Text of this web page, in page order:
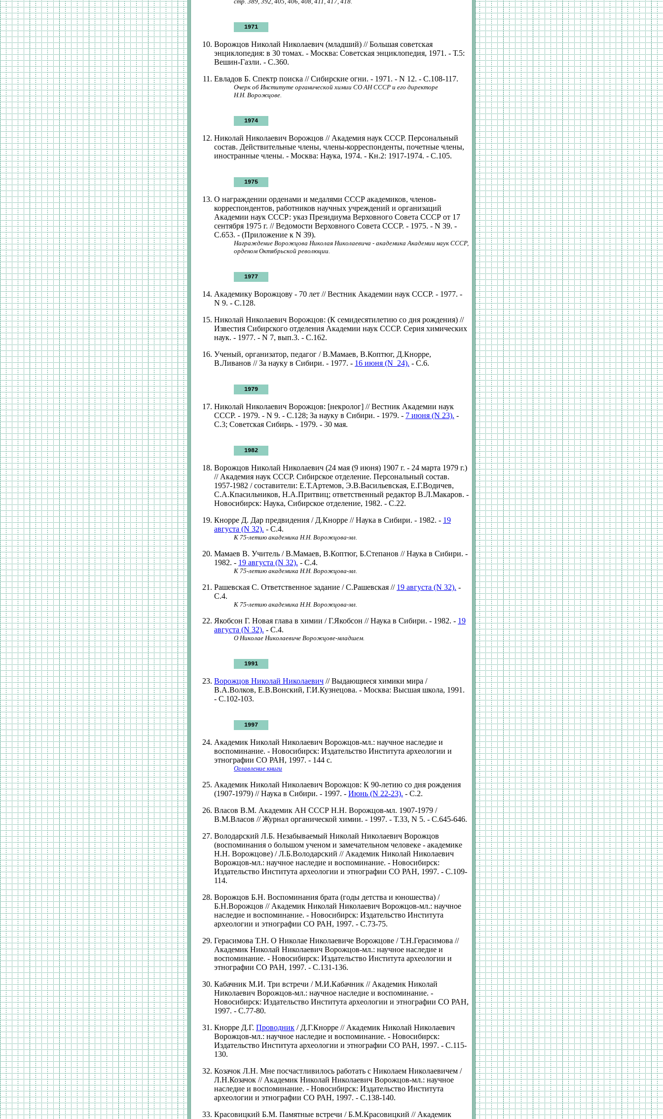
1971
Ворожцов Николай Николаевич (младший) // Большая советская
энциклопедия: в 30 томах. - Москва: Советская энциклопедия, 1971. - Т.5:
Вешин-Газли. - С.360.
Евладов Б. Спектр поиска // Сибирские огни. - 1971. - N 12. - С.108-117.
Очерк об Институте органической химии СО АН СССР и его директоре
Н.Н. Ворожцове.
1974
Николай Николаевич Ворожцов // Академия наук СССР. Персональный
состав. Действительные члены, члены-корреспонденты, почетные члены,
иностранные члены. - Москва: Наука, 1974. - Кн.2: 1917-1974. - С.105.
1975
О награждении орденами и медалями СССР академиков, членов-
корреспондентов, работников научных учреждений и организаций
Академии наук СССР: указ Президиума Верховного Совета СССР от 17
сентября 1975 г. // Ведомости Верховного Совета СССР. - 1975. - N 39. -
С.653. - (Приложение к N 39).
Награждение Ворожцова Николая Николаевича - академика Академии наук СССР,
орденом Октябрьской революции.
1977
Академику Ворожцову - 70 лет // Вестник Академии наук СССР. - 1977. -
N 9. - C.128.
Николай Николаевич Ворожцов: (К семидесятилетию со дня рождения) //
Известия Сибирского отделения Академии наук СССР. Серия химических
наук. - 1977. - N 7, вып.3. - С.162.
Ученый, организатор, педагог / В.Мамаев, В.Коптюг, Д.Кнорре,
В.Ливанов // За науку в Сибири. - 1977. - 16 июня (N 24). - С.6.
1979
Николай Николаевич Ворожцов: [некролог] // Вестник Академии наук
СССР. - 1979. - N 9. - С.128; За науку в Сибири. - 1979. - 7 июня (N 23). -
С.3; Советская Сибирь. - 1979. - 30 мая.
1982
Ворожцов Николай Николаевич (24 мая (9 июня) 1907 г. - 24 марта 1979 г.)
// Академия наук СССР. Сибирское отделение. Персональный состав.
1957-1982 / составители: Е.Т.Артемов, Э.В.Васильевская, Е.Г.Водичев,
С.А.Кпасильников, Н.А.Притвиц; ответственный редактор В.Л.Макаров. -
Новосибирск: Наука, Сибирское отделение, 1982. - С.22.
Кнорре Д. Дар предвидения / Д.Кнорре // Наука в Сибири. - 1982. - 19
августа (N 32). - С.4.
К 75-летию академика Н.Н. Ворожцова-мл.
Мамаев В. Учитель / В.Мамаев, В.Коптюг, Б.Степанов // Наука в Сибири. -
1982. - 19 августа (N 32). - С.4.
К 75-летию академика Н.Н. Ворожцова-мл.
Рашевская С. Ответственное задание / С.Рашевская // 19 августа (N 32). -
С.4.
К 75-летию академика Н.Н. Ворожцова-мл.
Якобсон Г. Новая глава в химии / Г.Якобсон // Наука в Сибири. - 1982. - 19
августа (N 32). - C.4.
О Николае Николаевиче Ворожцове-младшем.
1991
Ворожцов Николай Николаевич // Выдающиеся химики мира /
В.А.Волков, Е.В.Вонский, Г.И.Кузнецова. - Москва: Высшая школа, 1991.
- С.102-103.
1997
Академик Николай Николаевич Ворожцов-мл.: научное наследие и
воспоминание. - Новосибирск: Издательство Института археологии и
этнографии СО РАН, 1997. - 144 с.
Оглавление книги
Академик Николай Николаевич Ворожцов: К 90-летию со дня рождения
(1907-1979) // Наука в Сибири. - 1997. - Июнь (N 22-23). - С.2.
Власов В.М. Академик АН СССР Н.Н. Ворожцов-мл. 1907-1979 /
В.М.Власов // Журнал органической химии. - 1997. - Т.33, N 5. - С.645-646.
Володарский Л.Б. Незабываемый Николай Николаевич Ворожцов
(воспоминания о большом ученом и замечательном человеке - академике
Н.Н. Ворожцове) / Л.Б.Володарский // Академик Николай Николаевич
Ворожцов-мл.: научное наследие и воспоминание. - Новосибирск:
Издательство Института археологии и этнографии СО РАН, 1997. - С.109-
114.
Ворожцов Б.Н. Воспоминания брата (годы детства и юношества) /
Б.Н.Ворожцов // Академик Николай Николаевич Ворожцов-мл.: научное
наследие и воспоминание. - Новосибирск: Издательство Института
археологии и этнографии СО РАН, 1997. - С.73-75.
Герасимова Т.Н. О Николае Николаевиче Ворожцове / Т.Н.Герасимова //
Академик Николай Николаевич Ворожцов-мл.: научное наследие и
воспоминание. - Новосибирск: Издательство Института археологии и
этнографии СО РАН, 1997. - С.131-136.
Кабачник М.И. Три встречи / М.И.Кабачник // Академик Николай
Николаевич Ворожцов-мл.: научное наследие и воспоминание. -
Новосибирск: Издательство Института археологии и этнографии СО РАН,
1997. - С.77-80.
Кнорре Д.Г. Проводник / Д.Г.Кнорре // Академик Николай Николаевич
Ворожцов-мл.: научное наследие и воспоминание. - Новосибирск:
Издательство Института археологии и этнографии СО РАН, 1997. - С.115-
130.
Козачок Л.Н. Мне посчастливилось работать с Николаем Николаевичем /
Л.Н.Козачок // Академик Николай Николаевич Ворожцов-мл.: научное
наследие и воспоминание. - Новосибирск: Издательство Института
археологии и этнографии СО РАН, 1997. - С.138-140.
Красовицкий Б.М. Памятные встречи / Б.М.Красовицкий // Академик